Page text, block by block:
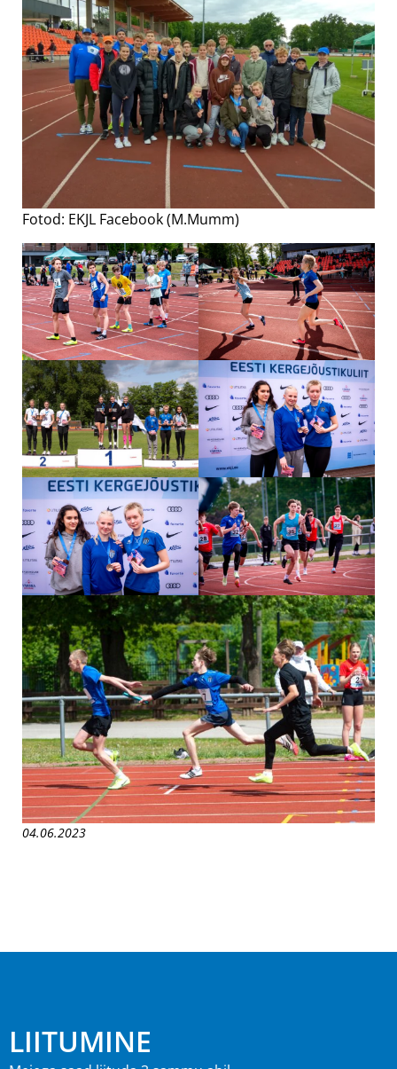
Fotod: EKJL Facebook (M.Mumm)
04.06.2023
LIITUMINE